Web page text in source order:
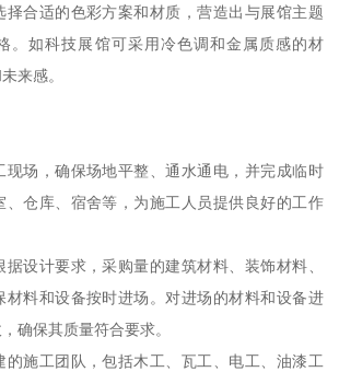
择合适的色彩方案和材质，营造出与展馆主题
。如科技展馆可采用冷色调和金属质感的材
来感。
现场，确保场地平整、通水通电，并完成临时
、仓库、宿舍等，为施工人员提供良好的工作
设计要求，采购量的建筑材料、装饰材料、
材料和设备按时进场。对进场的材料和设备进
确保其质量符合要求。
的施工团队，包括木工、瓦工、电工、油漆工